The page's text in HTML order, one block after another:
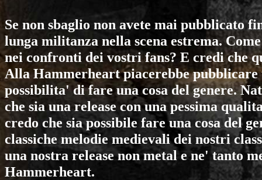
Se non sbaglio non avete mai pubblicato
lunga militanza nella scena estrema.
nei confronti dei vostri fans? E credi che
Alla Hammerheart piacerebbe
possibilita' di fare una cosa del genere.
che sia una release con una pessima
credo che sia possibile fare una cosa del
classiche melodie medievali dei nostri
una nostra release non metal e ne' tanto
Hammerheart.